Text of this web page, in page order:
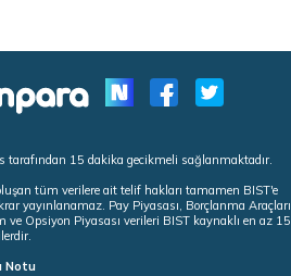
tarafından 15 dakika gecikmeli sağlanmaktadır.
tüm verilere ait telif hakları tamamen BIST'e
yayınlanamaz. Pay Piyasası, Borçlanma Araçları
ve Opsiyon Piyasası verileri BIST kaynaklı en az 15
Notu